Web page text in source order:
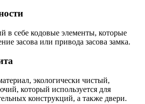
в себе кодовые элементы, которые
засова или привода засова замка.
экологически чистый,
который используется для
конструкций, а также двери.